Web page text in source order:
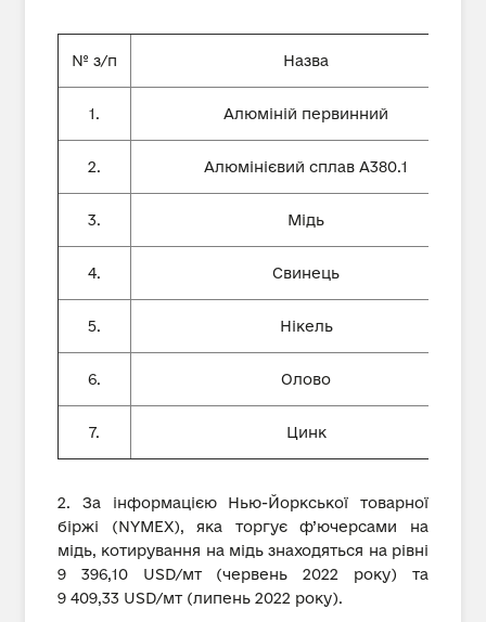
№ з/п Назва
1. Алюміній первинний
2. Алюмінієвий сплав А380.1
3. Мідь
4. Свинець
5. Нікель
6. Олово
7. Цинк
2. За інформацією Нью-Йоркської товарної
біржі (NYMEX), яка торгує ф’ючерсами на
мідь, котирування на мідь знаходяться на рівні
9 396,10 USD/мт (червень 2022 року) та
9 409,33 USD/мт (липень 2022 року).